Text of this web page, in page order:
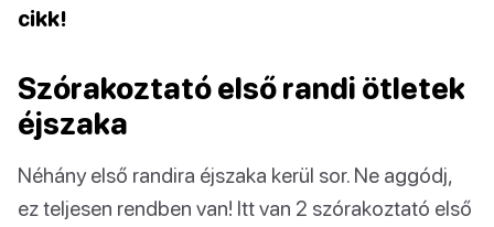
cikk!
Szórakoztató első randi ötletek
éjszaka
Néhány első randira éjszaka kerül sor. Ne aggódj,
ez teljesen rendben van! Itt van 2 szórakoztató első